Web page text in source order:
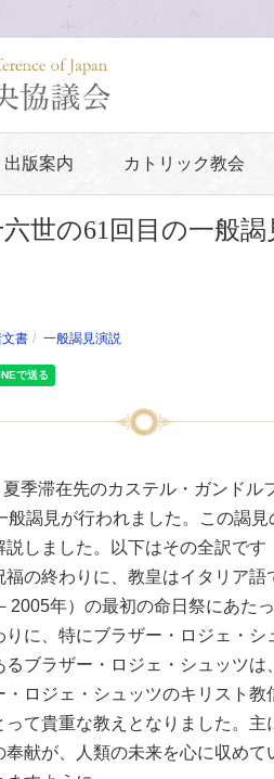
出版案内 カトリック教会
世の61回目の一般
書 一般謁見演説
季滞在先のカステル・ガンドル
謁見が行われました。この謁
しました。以下はその全訳です
の終わりに、教皇はイタリア
年）の最初の命日祭にあた
りに、特にブラザー・ロジェ・
ブラザー・ロジェ・シュッツ
ロジェ・シュッツのキリスト
て貴重な教えとなりました。
献が、人類の未来を心に収め